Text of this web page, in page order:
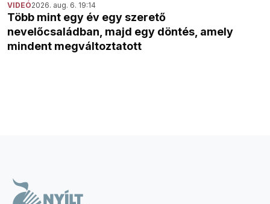
VIDEÓ2026. aug. 6. 19:14
Több mint egy év egy szerető
nevelőcsaládban, majd egy döntés, amely
mindent megváltoztatott